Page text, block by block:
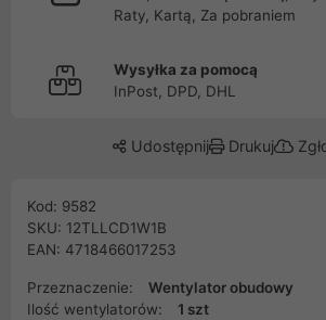
Raty, Kartą, Za pobraniem
Wysyłka za pomocą
InPost, DPD, DHL
Udostępnij Drukuj
Kod: 9582
SKU: 12TLLCD1W1B
EAN: 4718466017253
Przeznaczenie:
Wentylator obudowy
Ilość wentylatorów:
1 szt